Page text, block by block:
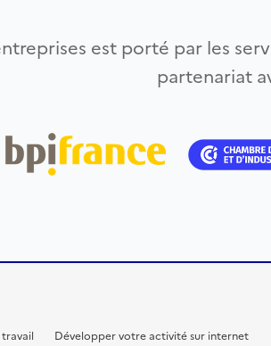
est porté par les
partenariat
Développer votre activité sur internet